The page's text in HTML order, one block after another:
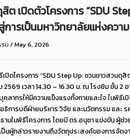
เปิดตัวโครงการ “SDU
ารเป็นมหาวิทยาลัยแห่งควา
ม / May 6, 2026
ดโครงการ “SDU Step Up: ชวนชาวสวนดุ
เวลา 14.30 – 16.30 น. ณ โรงยิม ชั้น
ลากรให้มีความแข็งแรงทั้งกายและใจ ในพิธีเ
ธิการบดีฝ่ายบริหาร วิจัย และนวัตกรรม และ
านในพิธีโครงการ โดยมี ดร.อนุชา แข่งขัน ผู้
นผู้กล่าวรายงานถึงวัตถุประสงค์ของการจัดง